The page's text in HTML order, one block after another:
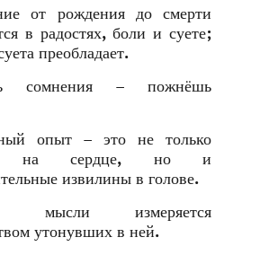
от рождения до смерти
в радостях, боли и суете;
преобладает.
сомнения – пожнёшь
опыт – это не только
на сердце, но и
извилины в голове.
мысли измеряется
утонувших в ней.